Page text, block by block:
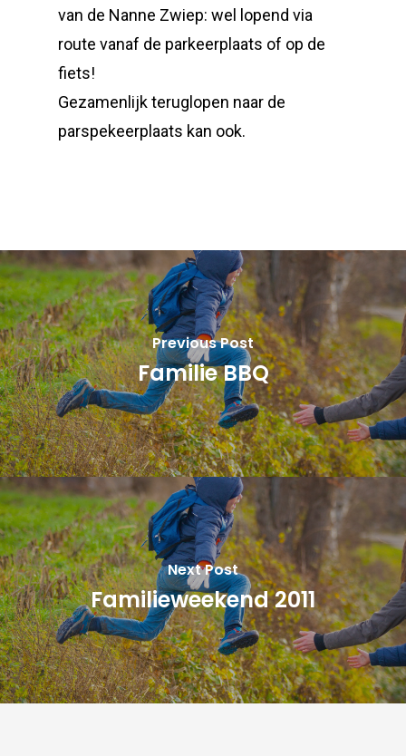
van de Nanne Zwiep: wel lopend via
route vanaf de parkeerplaats of op de
fiets!
Gezamenlijk teruglopen naar de
parspekeerplaats kan ook.
Previous Post
Familie BBQ
Next Post
Familieweekend 2011